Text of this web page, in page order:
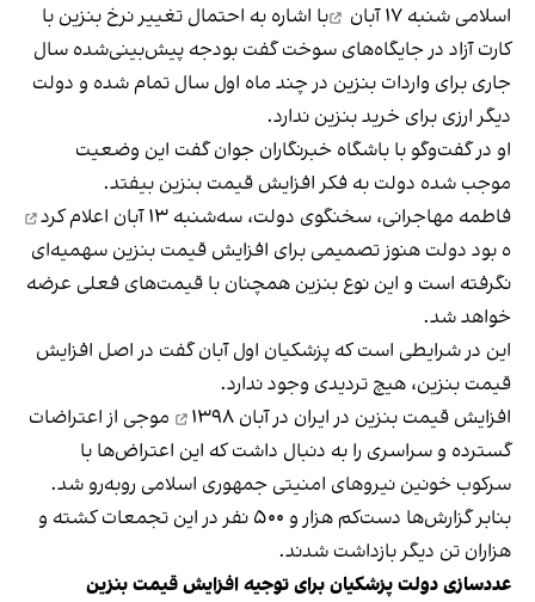
اسلامی شنبه ۱۷ آبان
با اشاره به احتمال تغییر نرخ بنزین با
کارت آزاد در جایگاه‌های سوخت گفت بودجه پیش‌بینی‌شده سال
جاری برای واردات بنزین در چند ماه اول سال تمام شده و دولت
دیگر ارزی برای خرید بنزین ندارد.
او در گفت‌وگو با باشگاه خبرنگاران جوان گفت این وضعیت
موجب شده دولت به فکر افزایش قیمت بنزین بیفتد.
فاطمه مهاجرانی، سخنگوی دولت، سه‌شنبه ۱۳ آبان
اعلام کرد
ه بود دولت هنوز تصمیمی برای افزایش قیمت بنزین سهمیه‌ای
نگرفته است و این نوع بنزین همچنان با قیمت‌های فعلی عرضه
خواهد شد.
این در شرایطی است که پزشکیان اول آبان گفت در اصل افزایش
قیمت بنزین، هیچ تردیدی وجود ندارد.
افزایش قیمت بنزین در ایران درآبان ۱۳۹۸
موجی از اعتراضات
گسترده و سراسری را به دنبال داشت که این اعتراض‌ها با
سرکوب خونین نیروهای امنیتی جمهوری اسلامی روبه‌رو شد.
بنابر گزارش‌ها دست‌کم هزار و ۵۰۰ نفر در این تجمعات کشته و
هزاران تن دیگر بازداشت شدند.
عددسازی دولت پزشکیان برای توجیه افزایش قیمت بنزین